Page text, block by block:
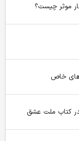
موثر چیست؟
خاص
در کتاب ملت عشق